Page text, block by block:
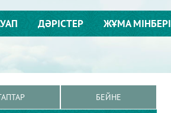
ДӘРІСТЕР ЖҰМА МІНБЕРІ
БЕЙНЕ